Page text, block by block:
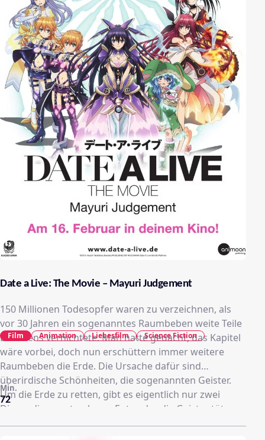
Date a Live: The Movie – Mayuri Judgement
150 Millionen Todesopfer waren zu verzeichnen, als
vor 30 Jahren ein sogenanntes Raumbeben weite Teile
Eurasiens vernichtete. Man hatte gedacht, das Kapitel
wäre vorbei, doch nun erschüttern immer weitere
Raumbeben die Erde. Die Ursache dafür sind
überirdische Schönheiten, die sogenannten Geister.
Um die Erde zu retten, gibt es eigentlich nur zwei
Dinge, die man tun kann. Entweder die Geister töten
oder sie daten. Doch nicht jeder hat diese Fähigkeit,
72
Min.
Film Animation Liebesfilm Science Fiction